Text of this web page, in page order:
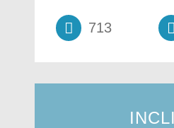
713